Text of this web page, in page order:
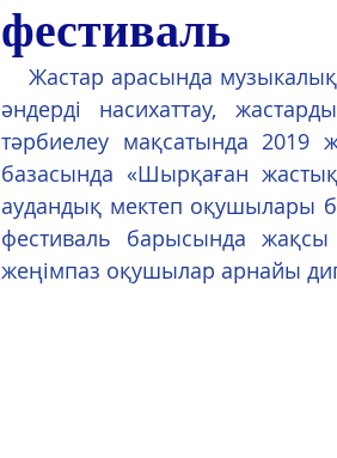
фестиваль
    Жастар арасында музыкалық – ақындық жанрдың тамаша түрі ретінде авторлық
әндерді насихаттау,
тәрбиелеу мақсатында
базасында «Шырқаған жастық
аудандық мектеп оқушылары
фестиваль барысында
жеңімпаз оқушылар арнайы